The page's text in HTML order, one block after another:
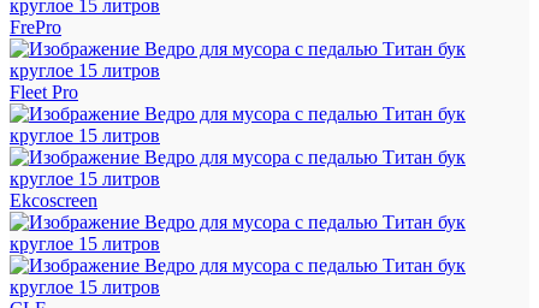
FrePro
Fleet Pro
Ekcoscreen